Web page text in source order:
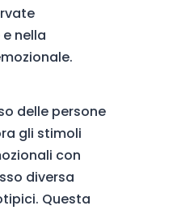
nella
delle persone
gli stimoli
con
diversa
Questa